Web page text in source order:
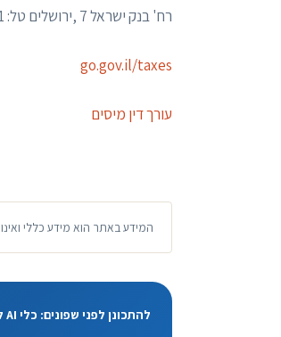
רח' בנק ישראל 7 ,ירושלים טל: 074-7613172/1
go.gov.il/taxes
עורך דין מיסים
המידע באתר הוא מידע כללי
להתכונן לפני שפונים: כלי AI לפי הנושא של המדריך